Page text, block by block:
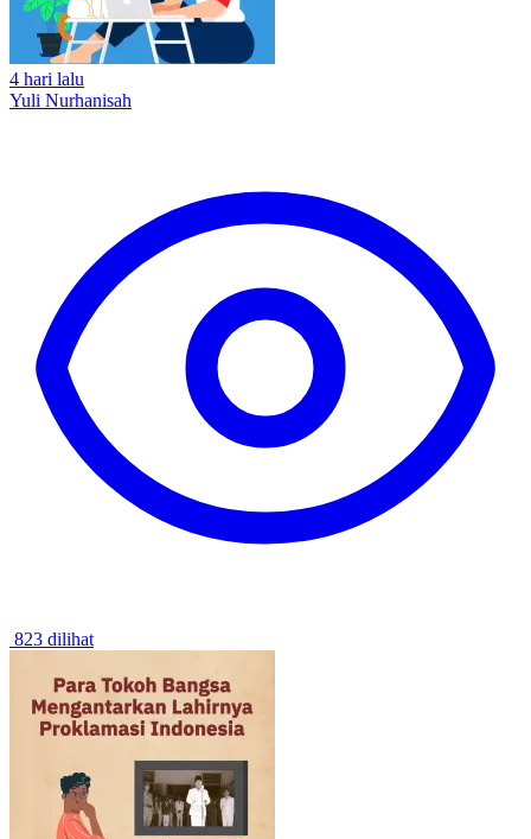
4 hari lalu
Yuli Nurhanisah
823 dilihat